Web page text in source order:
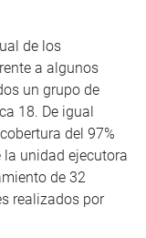
de los
a algunos
un grupo de
18. De igual
del 97%
la unidad ejecutora
de 32
realizados por